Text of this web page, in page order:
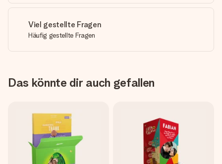
Viel gestellte Fragen
Häufig gestellte Fragen
Das könnte dir auch gefallen